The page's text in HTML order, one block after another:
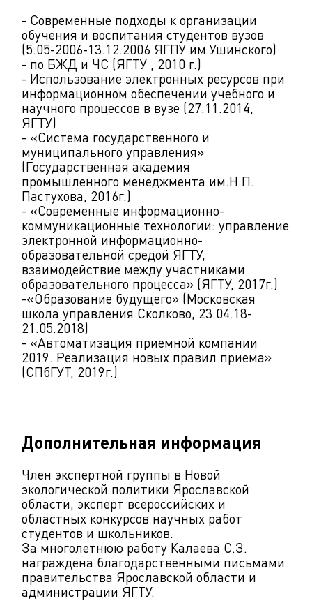
- Современные подходы к организации
обучения и воспитания студентов вузов
(5.05-2006-13.12.2006 ЯГПУ им.Ушинского)
- по БЖД и ЧС (ЯГТУ , 2010 г.)
- Использование электронных ресурсов при
информационном обеспечении учебного и
научного процессов в вузе (27.11.2014,
ЯГТУ)
- «Система государственного и
муниципального управления»
(Государственная академия
промышленного менеджмента им.Н.П.
Пастухова, 2016г.)
- «Современные информационно-
коммуникационные технологии: управление
электронной информационно-
образовательной средой ЯГТУ,
взаимодействие между участниками
образовательного процесса» (ЯГТУ, 2017г.)
-«Образование будущего» (Московская
школа управления Сколково, 23.04.18-
21.05.2018)
- «Автоматизация приемной компании
2019. Реализация новых правил приема»
(СПбГУТ, 2019г.)
Дополнительная информация
Член экспертной группы в Новой
экологической политики Ярославской
области, эксперт всероссийских и
областных конкурсов научных работ
студентов и школьников.
За многолетнюю работу Калаева С.З.
награждена благодарственными письмами
правительства Ярославской области и
администрации ЯГТУ.